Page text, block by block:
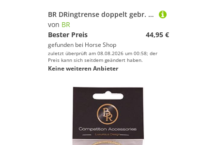
BR DRingtrense doppelt gebr. 16mm rostfrei massiv
von BR
Bester Preis
44,95 €
gefunden bei Horse Shop
zuletzt überprüft am 08.08.2026 um 00:58; der
Preis kann sich seitdem geändert haben.
Keine weiteren Anbieter